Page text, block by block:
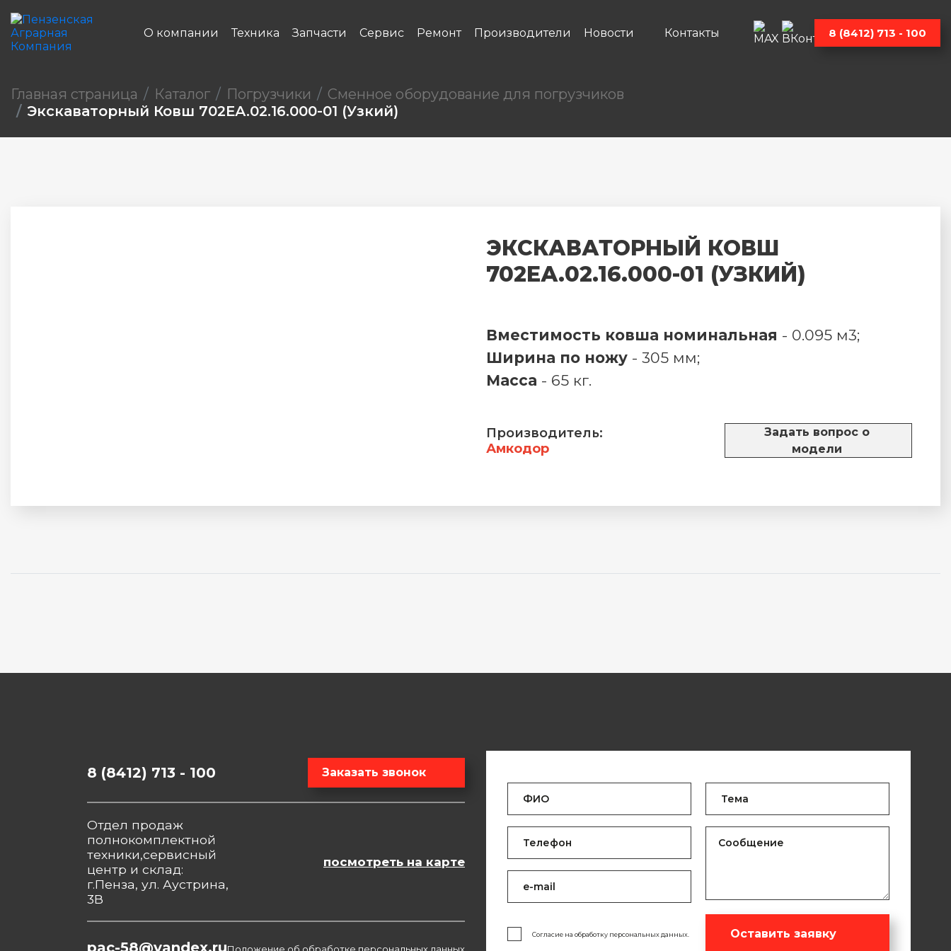
О компании Техника Запчасти Сервис Ремонт Производители Новости Контакты 8 (8412) 713 - 100
Главная страница Каталог Погрузчики
Сменное оборудование для погрузчиков
Экскаваторный Ковш 702ЕА.02.16.000-01 (узкий)
ЭКСКАВАТОРНЫЙ КОВШ
702ЕА.02.16.000-01 (УЗКИЙ)
Вместимость ковша номинальная - 0.095 м3;
Ширина по ножу - 305 мм;
Масса - 65 кг.
Производитель:
Амкодор
Задать вопрос о
модели
8 (8412) 713 - 100 Заказать звонок
Отдел продаж
полнокомплектной
техники,сервисный
центр и склад:
г.Пенза, ул. Аустрина,
3В
посмотреть на карте
pac-58@yandex.ru
Согласие на обработку персональных данных. Оставить заявку